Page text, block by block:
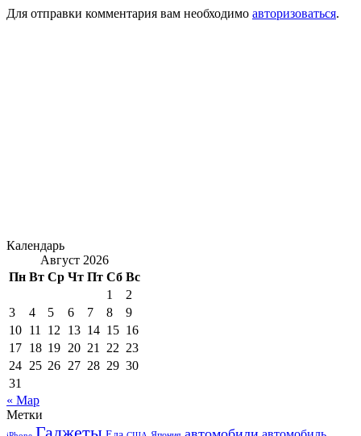
Для отправки комментария вам необходимо авторизоваться.
Календарь
Август 2026
Пн Вт Ср Чт Пт Сб Вс
1
2
3
4 5 6 7 8
9
10 11 12 13 14 15 16
17 18 19 20 21 22 23
24 25 26 27 28 29 30
31
« Мар
Метки